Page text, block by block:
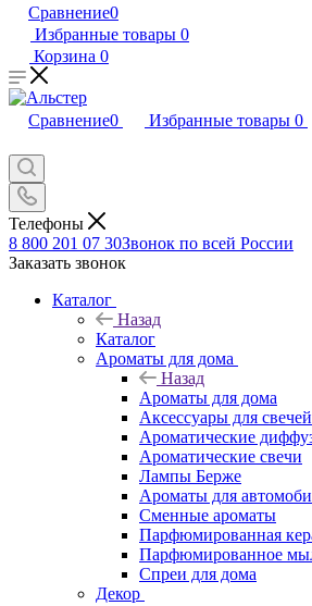
Сравнение0
Избранные товары 0
Корзина 0
Сравнение0 Избранные товары 0
Телефоны
8 800 201 07 30Звонок по всей России
Заказать звонок
Каталог
Назад
Каталог
Ароматы для дома
Назад
Ароматы для дома
Аксессуары для свечей
Ароматические
Ароматические свечи
Лампы Берже
Ароматы для
Сменные ароматы
Парфюмированная
Парфюмированное
Спреи для дома
Декор